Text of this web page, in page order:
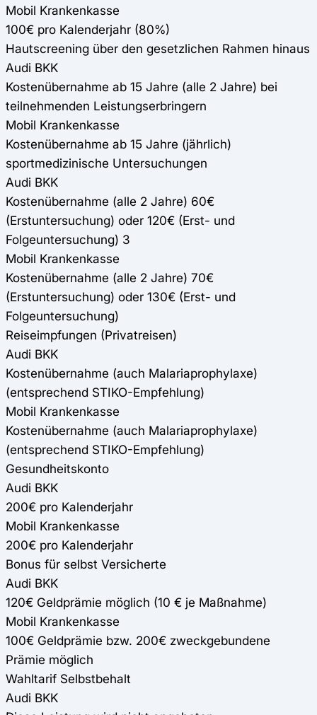
Mobil Krankenkasse
100€ pro Kalenderjahr (80%)
Hautscreening über den gesetzlichen Rahmen hinaus
Audi BKK
Kostenübernahme ab 15 Jahre (alle 2 Jahre) bei
teilnehmenden Leistungserbringern
Mobil Krankenkasse
Kostenübernahme ab 15 Jahre (jährlich)
sportmedizinische Untersuchungen
Audi BKK
Kostenübernahme (alle 2 Jahre) 60€
(Erstuntersuchung) oder 120€ (Erst- und
Folgeuntersuchung) 3
Mobil Krankenkasse
Kostenübernahme (alle 2 Jahre) 70€
(Erstuntersuchung) oder 130€ (Erst- und
Folgeuntersuchung)
Reiseimpfungen (Privatreisen)
Audi BKK
Kostenübernahme (auch Malariaprophylaxe)
(entsprechend STIKO-Empfehlung)
Mobil Krankenkasse
Kostenübernahme (auch Malariaprophylaxe)
(entsprechend STIKO-Empfehlung)
Gesundheitskonto
Audi BKK
200€ pro Kalenderjahr
Mobil Krankenkasse
200€ pro Kalenderjahr
Bonus für selbst Versicherte
Audi BKK
120€ Geldprämie möglich (10 € je Maßnahme)
Mobil Krankenkasse
100€ Geldprämie bzw. 200€ zweckgebundene
Prämie möglich
Wahltarif Selbstbehalt
Audi BKK